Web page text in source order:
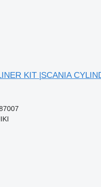
KIT |SCANIA